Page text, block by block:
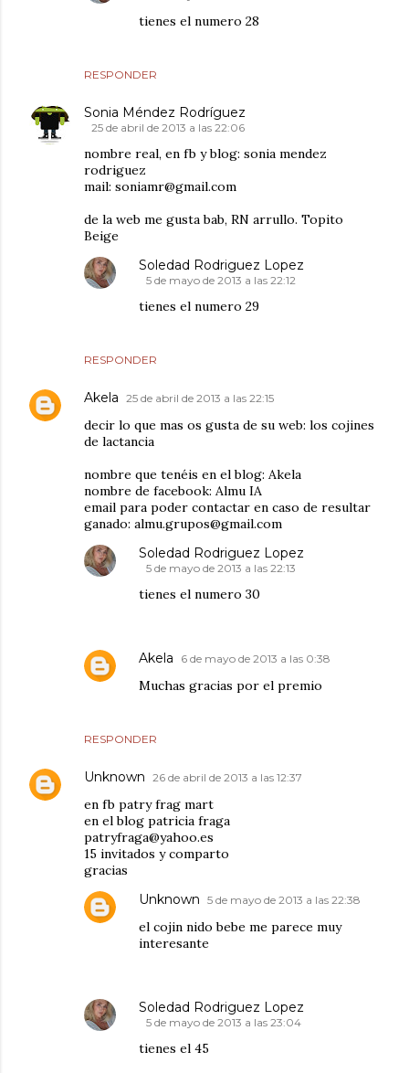
RESPONDER
tienes el numero 28
Sonia Méndez Rodríguez
25 de abril de 2013 a las 22:06
nombre real, en fb y blog: sonia mendez
rodriguez
mail: soniamr@gmail.com
de la web me gusta bab, RN arrullo. Topito
Beige
RESPONDER
Soledad Rodriguez Lopez
5 de mayo de 2013 a las 22:12
tienes el numero 29
Akela 25 de abril de 2013 a las 22:15
decir lo que mas os gusta de su web: los cojines
de lactancia
nombre que tenéis en el blog: Akela
nombre de facebook: Almu IA
email para poder contactar en caso de resultar
ganado: almu.grupos@gmail.com
RESPONDER
Soledad Rodriguez Lopez
5 de mayo de 2013 a las 22:13
tienes el numero 30
Akela 6 de mayo de 2013 a las 0:38
Muchas gracias por el premio
Unknown 26 de abril de 2013 a las 12:37
en fb patry frag mart
en el blog patricia fraga
patryfraga@yahoo.es
15 invitados y comparto
gracias
Unknown 5 de mayo de 2013 a las 22:38
el cojin nido bebe me parece muy
interesante
Soledad Rodriguez Lopez
5 de mayo de 2013 a las 23:04
tienes el 45